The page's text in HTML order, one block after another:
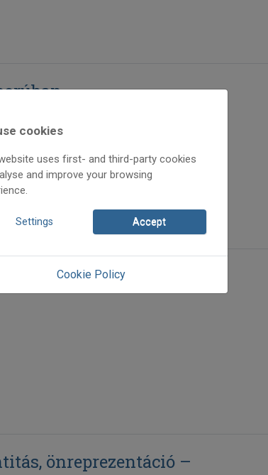
frontnaplói
önreprezentáció –
cookies
uses first- and third-party cookies
and improve your browsing
Settings Accept
Cookie Policy